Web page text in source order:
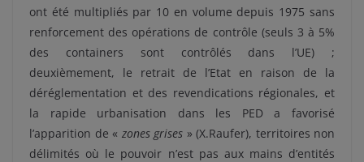
ont été multipliés par 10 en volume depuis 1975 sans
renforcement des opérations de contrôle (seuls 3 à 5%
des containers sont contrôlés dans l’UE) ;
deuxièmement, le retrait de l’Etat en raison de la
déréglementation et des revendications régionales, et
la rapide urbanisation dans les PED a favorisé
l’apparition de « zones grises » (X.Raufer), territoires non
délimités où le pouvoir n’est pas aux mains d’entités